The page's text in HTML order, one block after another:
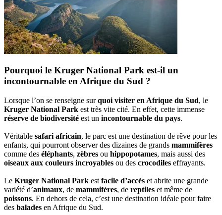
Pourquoi le Kruger National Park est-il un
incontournable en Afrique du Sud ?
Lorsque l’on se renseigne surquoi visiter en Afrique du Sud, le
Kruger National Park est très vite cité. En effet, cette immense
réserve de biodiversité est un incontournable du pays.
Véritable safari africain, le parc est une destination de rêve pour les
enfants, qui pourront observer des dizaines de grands mammifères
comme des éléphants, zèbres ou hippopotames, mais aussi des
oiseaux aux couleurs incroyables ou des crocodiles effrayants.
Le Kruger National Park est facile d’accès et abrite une grande
variété d’animaux, de mammifères, de reptiles et même de
poissons. En dehors de cela, c’est une destination idéale pour faire
des balades en Afrique du Sud.